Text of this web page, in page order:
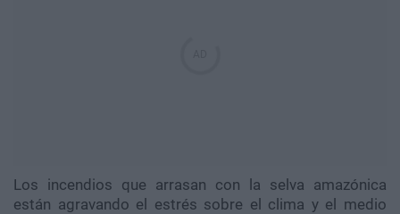
Los incendios que arrasan con la selva amazónica
están agravando el estrés sobre el clima y el medio